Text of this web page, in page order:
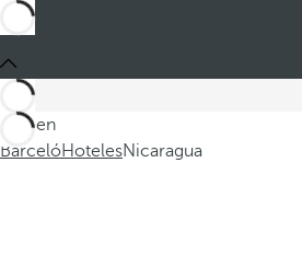
Está en
BarcelóHotelesNicaragua